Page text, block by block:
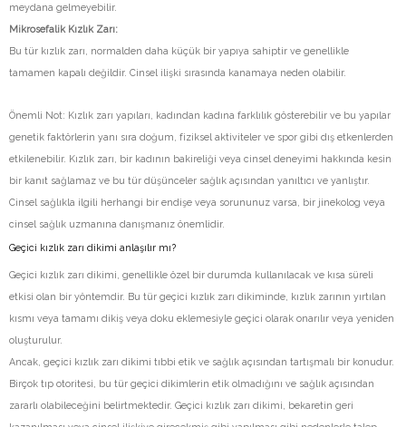
meydana gelmeyebilir.
Mikrosefalik Kızlık Zarı:
Bu tür kızlık zarı, normalden daha küçük bir yapıya sahiptir ve genellikle
tamamen kapalı değildir. Cinsel ilişki sırasında kanamaya neden olabilir.
Önemli Not: Kızlık zarı yapıları, kadından kadına farklılık gösterebilir ve bu yapılar
genetik faktörlerin yanı sıra doğum, fiziksel aktiviteler ve spor gibi dış etkenlerden
etkilenebilir. Kızlık zarı, bir kadının bakireliği veya cinsel deneyimi hakkında kesin
bir kanıt sağlamaz ve bu tür düşünceler sağlık açısından yanıltıcı ve yanlıştır.
Cinsel sağlıkla ilgili herhangi bir endişe veya sorununuz varsa, bir jinekolog veya
cinsel sağlık uzmanına danışmanız önemlidir.
Geçici kızlık zarı dikimi anlaşılır mı?
Geçici kızlık zarı dikimi, genellikle özel bir durumda kullanılacak ve kısa süreli
etkisi olan bir yöntemdir. Bu tür geçici kızlık zarı dikiminde, kızlık zarının yırtılan
kısmı veya tamamı dikiş veya doku eklemesiyle geçici olarak onarılır veya yeniden
oluşturulur.
Ancak, geçici kızlık zarı dikimi tıbbi etik ve sağlık açısından tartışmalı bir konudur.
Birçok tıp otoritesi, bu tür geçici dikimlerin etik olmadığını ve sağlık açısından
zararlı olabileceğini belirtmektedir. Geçici kızlık zarı dikimi, bekaretin geri